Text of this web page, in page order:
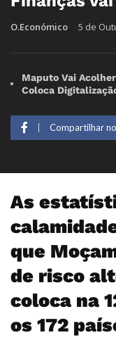
O.Económico 5 de
Maputo Vai
Coloca
Compartilhar
As
que
de risco
coloca na
os 172